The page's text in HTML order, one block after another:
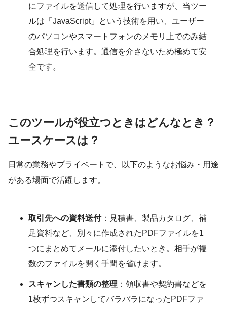
にファイルを送信して処理を行いますが、当ツー
ルは「JavaScript」という技術を用い、ユーザー
のパソコンやスマートフォンのメモリ上でのみ結
合処理を行います。通信を介さないため極めて安
全です。
このツールが役立つときはどんなとき？
ユースケースは？
日常の業務やプライベートで、以下のようなお悩み・用途
がある場面で活躍します。
取引先への資料送付：見積書、製品カタログ、補
足資料など、別々に作成されたPDFファイルを1
つにまとめてメールに添付したいとき。相手が複
数のファイルを開く手間を省けます。
スキャンした書類の整理 ：領収書や契約書などを
1枚ずつスキャンしてバラバラになったPDFファ